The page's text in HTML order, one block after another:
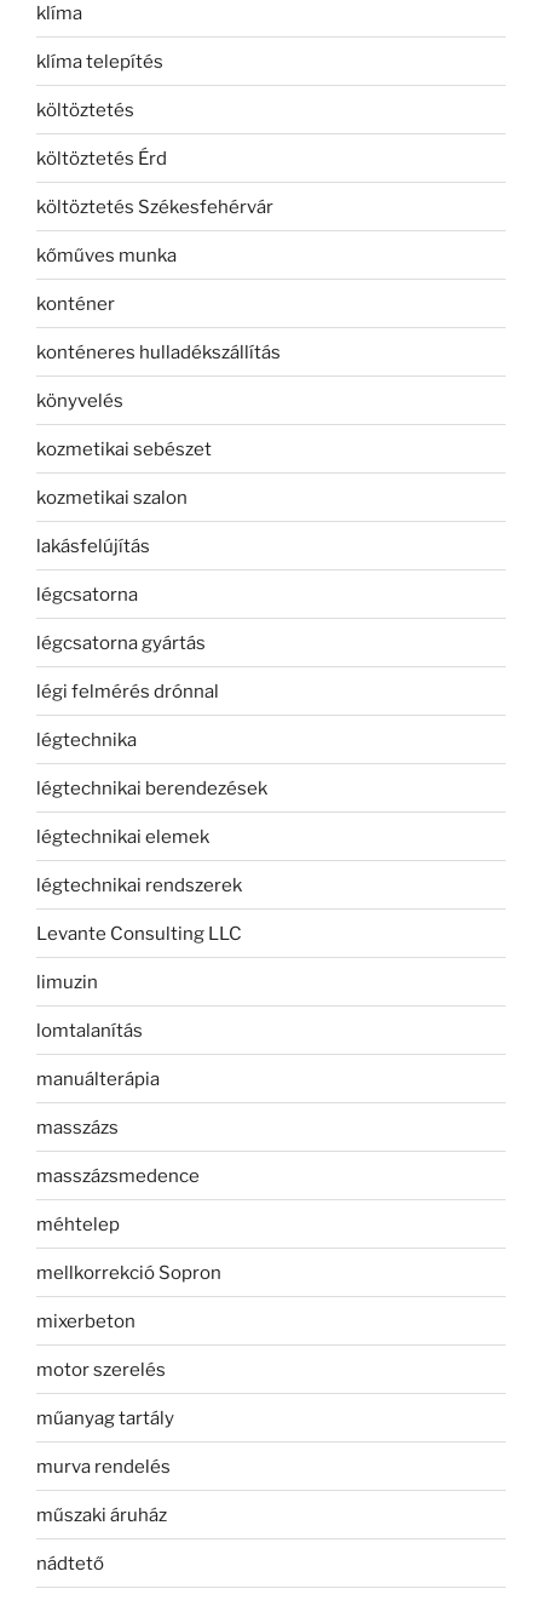
klíma
klíma telepítés
költöztetés
költöztetés Érd
költöztetés Székesfehérvár
kőműves munka
konténer
konténeres hulladékszállítás
könyvelés
kozmetikai sebészet
kozmetikai szalon
lakásfelújítás
légcsatorna
légcsatorna gyártás
légi felmérés drónnal
légtechnika
légtechnikai berendezések
légtechnikai elemek
légtechnikai rendszerek
Levante Consulting LLC
limuzin
lomtalanítás
manuálterápia
masszázs
masszázsmedence
méhtelep
mellkorrekció Sopron
mixerbeton
motor szerelés
műanyag tartály
murva rendelés
műszaki áruház
nádtető